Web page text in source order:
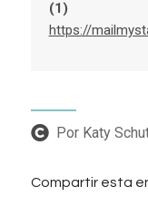
(1)
https://
Por Katy
Compartir esta